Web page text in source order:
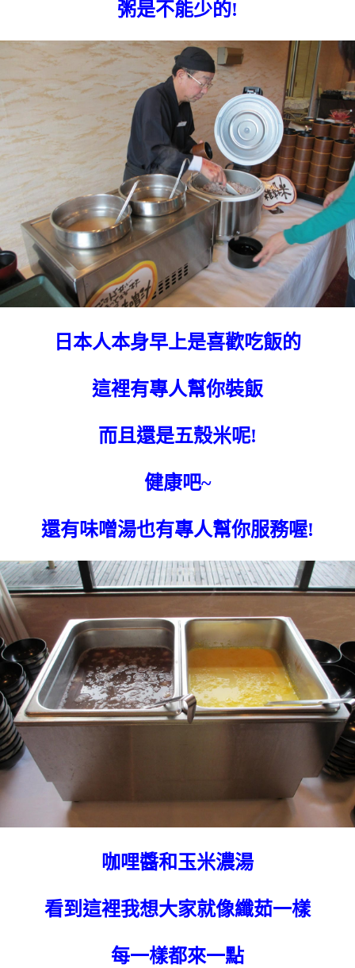
粥是不能少的!
日本人本身早上是喜歡吃飯的
這裡有專人幫你裝飯
而且還是五殼米呢!
健康吧~
還有味噌湯也有專人幫你服務喔!
咖哩醬和玉米濃湯
看到這裡我想大家就像纖茹一樣
每一樣都來一點